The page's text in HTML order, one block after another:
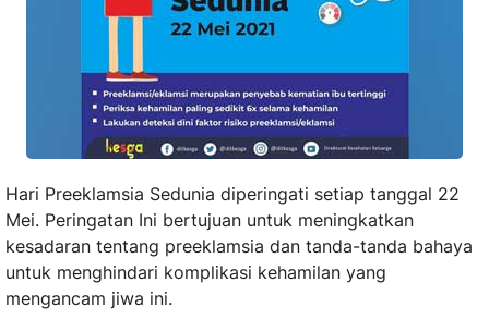
Hari Preeklamsia Sedunia diperingati setiap tanggal 22
Mei. Peringatan Ini bertujuan untuk meningkatkan
kesadaran tentang preeklamsia dan tanda-tanda bahaya
untuk menghindari komplikasi kehamilan yang
mengancam jiwa ini.